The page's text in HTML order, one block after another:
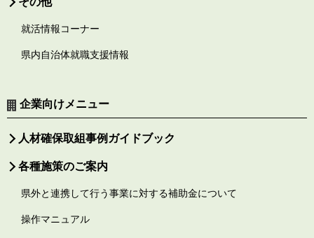
就活情報コーナー
県内自治体就職支援情報
企業向けメニュー
人材確保取組事例ガイドブック
各種施策のご案内
県外と連携して行う事業に対する補助金について
操作マニュアル